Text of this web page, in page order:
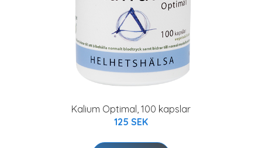
Kalium Optimal, 100 kapslar
125 SEK